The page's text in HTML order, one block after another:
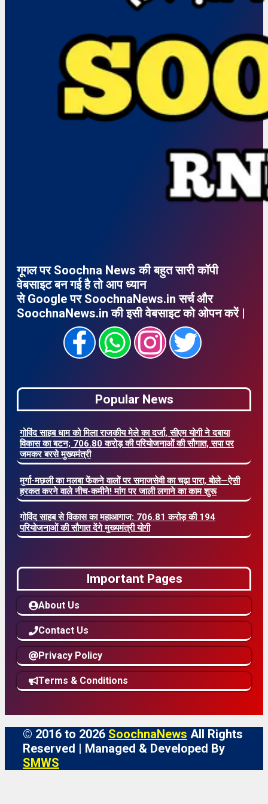
गूगल पर Soochna News की बहुत सारी कॉपी
वेबसाइट बन गई है तो आप ध्यान
से Google पर SoochnaNews.in सर्च और
SoochnaNews.in की इसी वेबसाइट को ओपन करें |
Popular News
गोविंद साहब धाम को मिला राजकीय मेले का दर्जा, सीएम योगी ने दबाया
विकास का बटन; 706.80 करोड़ की परियोजनाओं की सौगात, सपा पर
जमकर बरसे मुख्यमंत्री
मुर्गा-मछली का मलबा फेंकने वालों पर समाजसेवी का चढ़ा पारा, बोले—ऐसी
हरकत करने वाले नीच-कमीने! मांग पर जाली लगाने का काम शुरू
गोविंद साहब से विकास का महाआगाज: 706.81 करोड़ की 194
परियोजनाओं की सौगात देंगे मुख्यमंत्री योगी
Important Pages
About Us
Contact Us
Privacy Policy
Terms & Conditions
© 2016 to 2026 SoochnaNews All Rights
Reserved | Managed & Developed By
SMWS